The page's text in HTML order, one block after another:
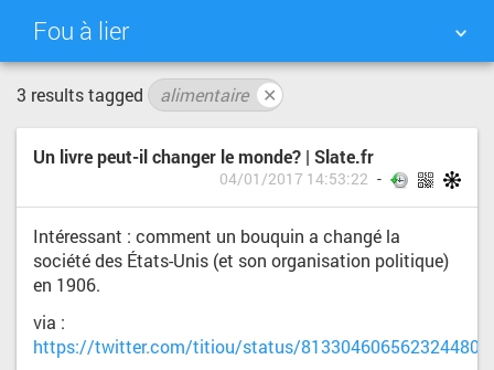
Fou à lier
NUAGE DE TAGS
QUOTIDIEN RECHERCHER
3 results tagged alimentaire ✕
Un livre peut-il changer le monde? | Slate.fr
04/01/2017 14:53:22
Intéressant : comment un bouquin a changé la
société des États-Unis (et son organisation politique)
en 1906.
via :
https://twitter.com/titiou/status/813304606562324480